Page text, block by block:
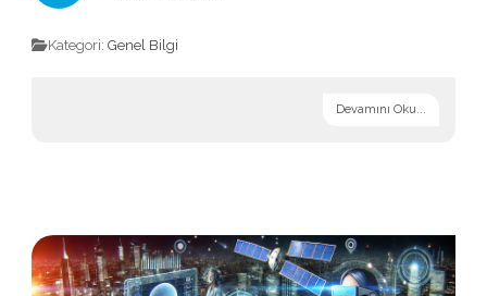
Kategori: Genel Bilgi
Devamını Oku...